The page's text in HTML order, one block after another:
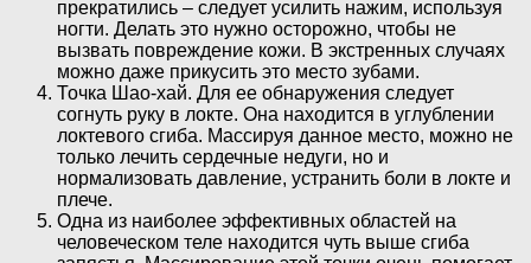
прекратились – следует усилить нажим, используя
ногти. Делать это нужно осторожно, чтобы не
вызвать повреждение кожи. В экстренных случаях
можно даже прикусить это место зубами.
Точка Шао-хай. Для ее обнаружения следует
согнуть руку в локте. Она находится в углублении
локтевого сгиба. Массируя данное место, можно не
только лечить сердечные недуги, но и
нормализовать давление, устранить боли в локте и
плече.
Одна из наиболее эффективных областей на
человеческом теле находится чуть выше сгиба